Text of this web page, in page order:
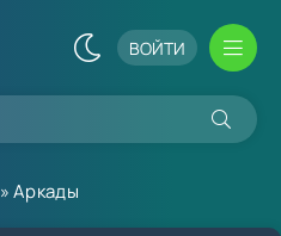
ВОЙТИ
»Аркады